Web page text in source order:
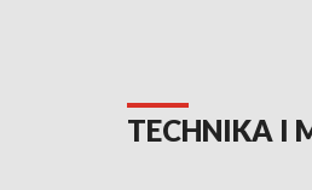
TECHNIKA I